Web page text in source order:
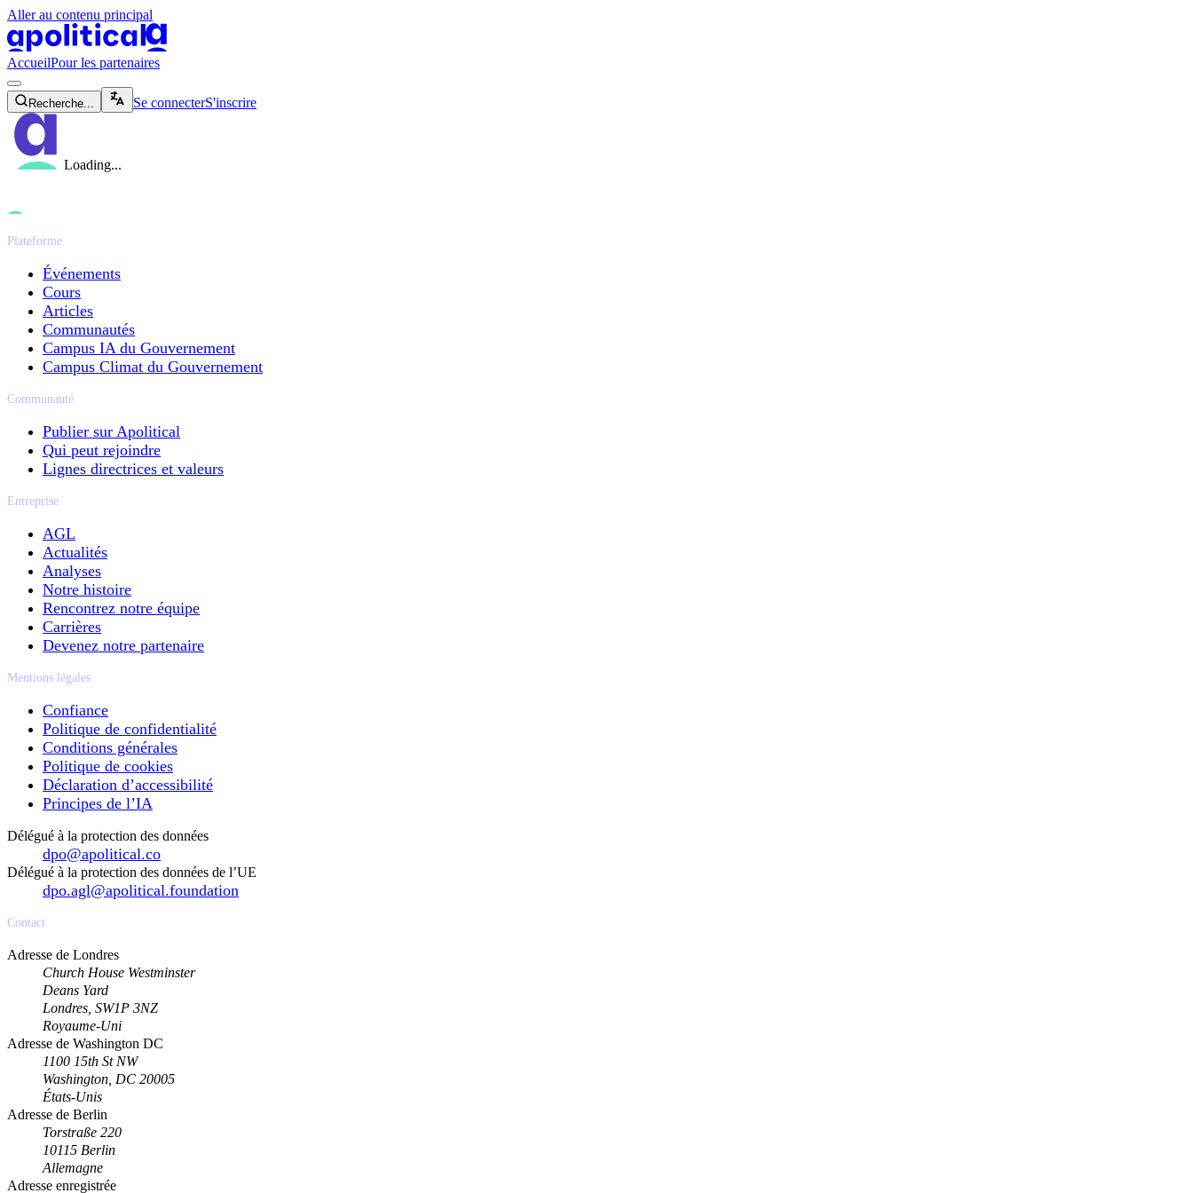
Aller au contenu principal
apolitical-logo-default
AccueilPour les partenaires
magnifying-glass-icon
Recherche... Se connecterS'inscrire
Loading...
Plateforme
Événements
Cours
Articles
Communautés
Campus IA du Gouvernement
Campus Climat du Gouvernement
Communauté
Publier sur Apolitical
Qui peut rejoindre
Lignes directrices et valeurs
Entreprise
AGL
Actualités
Analyses
Notre histoire
Rencontrez notre équipe
Carrières
Devenez notre partenaire
Mentions légales
Confiance
Politique de confidentialité
Conditions générales
Politique de cookies
Déclaration d’accessibilité
Principes de l’IA
Délégué à la protection des données
dpo@apolitical.co
Délégué à la protection des données de l’UE
dpo.agl@apolitical.foundation
Contact
Adresse de Londres
Church House Westminster
Deans Yard
Londres, SW1P 3NZ
Royaume-Uni
Adresse de Washington DC
1100 15th St NW
Washington, DC 20005
États-Unis
Adresse de Berlin
Torstraße 220
10115 Berlin
Allemagne
Adresse enregistrée